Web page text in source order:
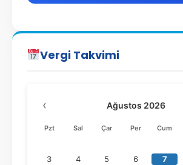
Vergi Takvimi
‹ Ağustos 2026
Pzt Sal Çar Per Cum
3
4 5 6 7